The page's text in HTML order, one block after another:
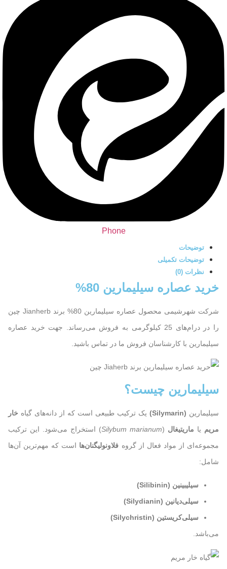
Phone
توضیحات
توضیحات تکمیلی
نظرات (0)
خرید عصاره سیلیمارین 80%
شرکت شهرشیمی محصول عصاره سیلیمارین 80% برند Jianherb چین
را در درام‌های 25 کیلوگرمی به فروش می‌رساند. جهت خرید عصاره
سیلیمارین با کارشناسان فروش ما در تماس باشید.
سیلیمارین چیست؟
سیلیمارین (Silymarin) یک ترکیب طبیعی است که از دانه‌های گیاه خار
مریم یا ماریتیغال (
Silybum marianum) استخراج می‌شود. این ترکیب
مجموعه‌ای از مواد فعال از گروه فلاونو‌لیگنان‌ها است که مهم‌ترین آن‌ها
شامل:
سیلیبینین (Silibinin)
سیلی‌دیانین (Silydianin)
سیلی‌کریستین (Silychristin)
می‌باشد.